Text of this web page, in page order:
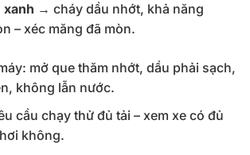
xanh → cháy dầu nhớt, khả năng
– xéc măng đã mòn.
mở que thăm nhớt, dầu phải sạch,
không lẫn nước.
cầu chạy thử đủ tải – xem xe có đủ
không.